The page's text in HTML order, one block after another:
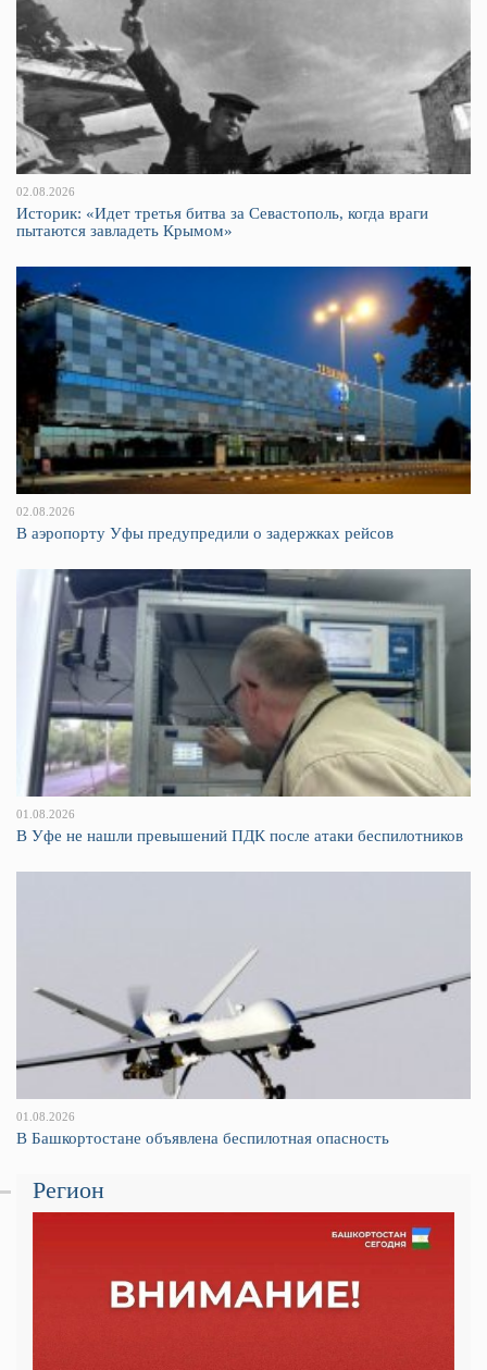
02.08.2026
Историк: «Идет третья битва за Севастополь, когда враги
пытаются завладеть Крымом»
02.08.2026
В аэропорту Уфы предупредили о задержках рейсов
01.08.2026
В Уфе не нашли превышений ПДК после атаки беспилотников
01.08.2026
В Башкортостане объявлена беспилотная опасность
Регион